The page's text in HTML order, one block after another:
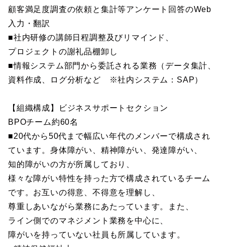
顧客満足度調査の依頼と集計等アンケート回答のWeb
入力・翻訳
■社内研修の講師日程調整及びリマインド、
プロジェクトの謝礼品棚卸し
■情報システム部門から委託される業務（データ集計、
資料作成、ログ分析など ※社内システム：SAP）
【組織構成】ビジネスサポートセクション
BPOチーム約60名
■20代から50代まで幅広い年代のメンバーで構成され
ています。身体障がい、精神障がい、発達障がい、
知的障がいの方が所属しており、
様々な障がい特性を持った方で構成されているチーム
です。お互いの得意、不得意を理解し、
尊重しあいながら業務にあたっています。また、
ライン側でのマネジメント業務を中心に、
障がいを持っていない社員も所属しています。